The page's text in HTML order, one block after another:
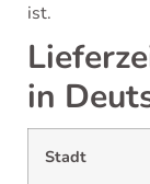
ist.
in
Stadt